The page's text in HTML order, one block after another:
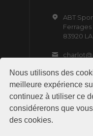
Nous utilisons des
meilleure expérience
continuez à utiliser ce
considérerons que
des cookies.
ABT
Ferrages
83920